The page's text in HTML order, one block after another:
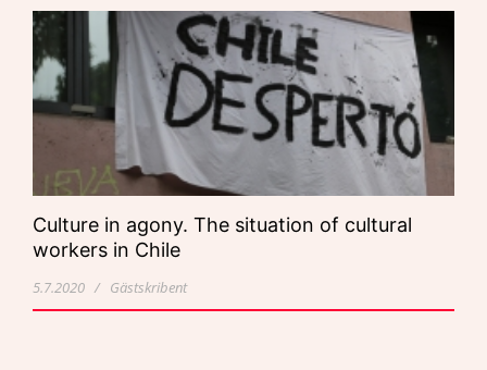
Culture in agony. The situation of cultural
workers in Chile
5.7.2020 / Gästskribent